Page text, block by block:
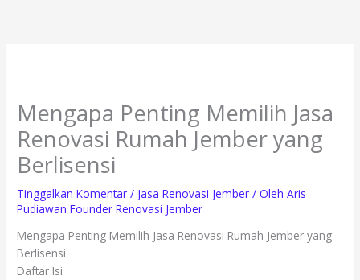
Mengapa Penting Memilih Jasa
Renovasi Rumah Jember yang
Berlisensi
Tinggalkan Komentar / Jasa Renovasi Jember / OlehAris
Pudiawan Founder Renovasi Jember
Mengapa Penting Memilih Jasa Renovasi Rumah Jember yang
Berlisensi
Daftar Isi